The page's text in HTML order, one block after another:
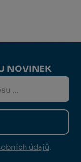
NOVINEK
údajů.